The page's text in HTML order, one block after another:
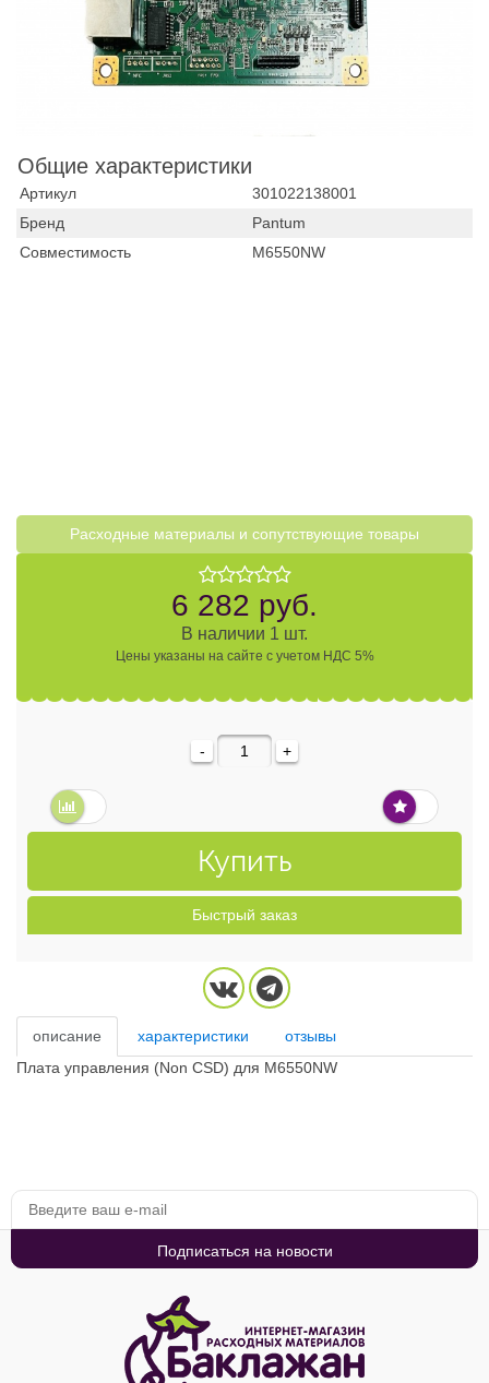
Общие характеристики
Артикул
301022138001
Бренд
Pantum
Совместимость
M6550NW
Расходные материалы и cопутствующие товары
6 282 руб.
В наличии 1 шт.
Цены указаны на сайте с учетом НДС 5%
- +
Купить
Быстрый заказ
описание характеристики
отзывы
Плата управления (Non CSD) для M6550NW